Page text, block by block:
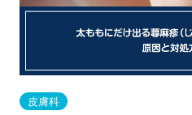
皮膚科